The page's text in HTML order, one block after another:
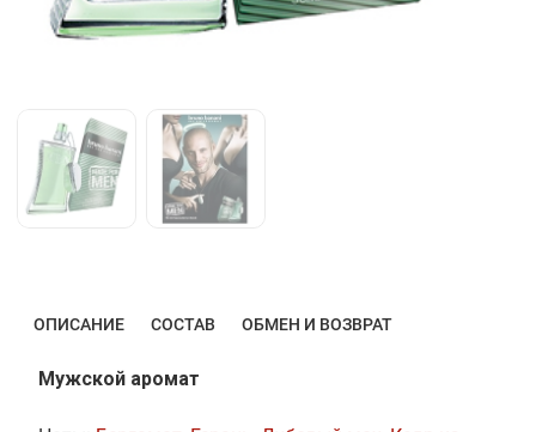
ОПИСАНИЕ СОСТАВ ОБМЕН И ВОЗВРАТ
Мужской аромат